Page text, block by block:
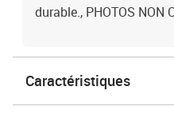
durable., PHOTOS NON
Caractéristiques